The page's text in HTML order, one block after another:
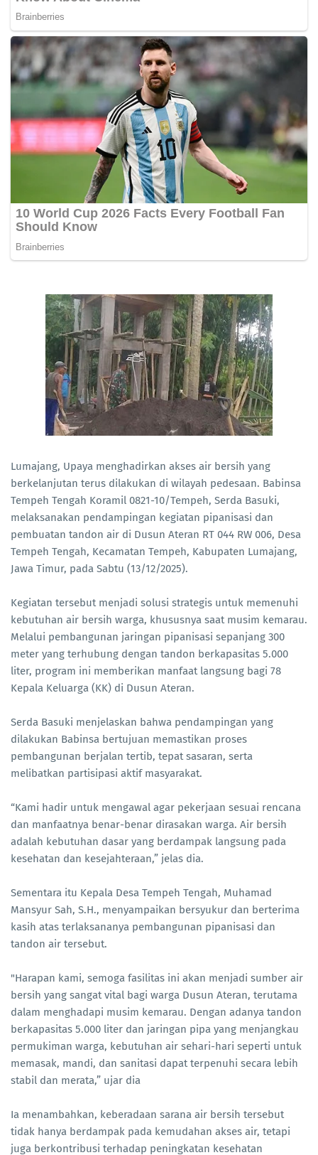
Lumajang, Upaya menghadirkan akses air bersih yang
berkelanjutan terus dilakukan di wilayah pedesaan. Babinsa
Tempeh Tengah Koramil 0821-10/Tempeh, Serda Basuki,
melaksanakan pendampingan kegiatan pipanisasi dan
pembuatan tandon air di Dusun Ateran RT 044 RW 006, Desa
Tempeh Tengah, Kecamatan Tempeh, Kabupaten Lumajang,
Jawa Timur, pada Sabtu (13/12/2025).
Kegiatan tersebut menjadi solusi strategis untuk memenuhi
kebutuhan air bersih warga, khususnya saat musim kemarau.
Melalui pembangunan jaringan pipanisasi sepanjang 300
meter yang terhubung dengan tandon berkapasitas 5.000
liter, program ini memberikan manfaat langsung bagi 78
Kepala Keluarga (KK) di Dusun Ateran.
Serda Basuki menjelaskan bahwa pendampingan yang
dilakukan Babinsa bertujuan memastikan proses
pembangunan berjalan tertib, tepat sasaran, serta
melibatkan partisipasi aktif masyarakat.
“Kami hadir untuk mengawal agar pekerjaan sesuai rencana
dan manfaatnya benar-benar dirasakan warga. Air bersih
adalah kebutuhan dasar yang berdampak langsung pada
kesehatan dan kesejahteraan,” jelas dia.
Sementara itu Kepala Desa Tempeh Tengah, Muhamad
Mansyur Sah, S.H., menyampaikan bersyukur dan berterima
kasih atas terlaksananya pembangunan pipanisasi dan
tandon air tersebut.
"Harapan kami, semoga fasilitas ini akan menjadi sumber air
bersih yang sangat vital bagi warga Dusun Ateran, terutama
dalam menghadapi musim kemarau. Dengan adanya tandon
berkapasitas 5.000 liter dan jaringan pipa yang menjangkau
permukiman warga, kebutuhan air sehari-hari seperti untuk
memasak, mandi, dan sanitasi dapat terpenuhi secara lebih
stabil dan merata,” ujar dia
Ia menambahkan, keberadaan sarana air bersih tersebut
tidak hanya berdampak pada kemudahan akses air, tetapi
juga berkontribusi terhadap peningkatan kesehatan